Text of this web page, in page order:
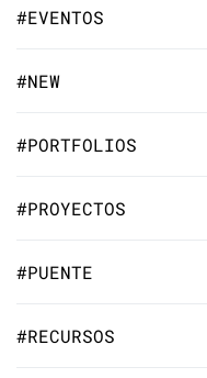
#EVENTOS
#NEW
#PORTFOLIOS
#PROYECTOS
#PUENTE
#RECURSOS